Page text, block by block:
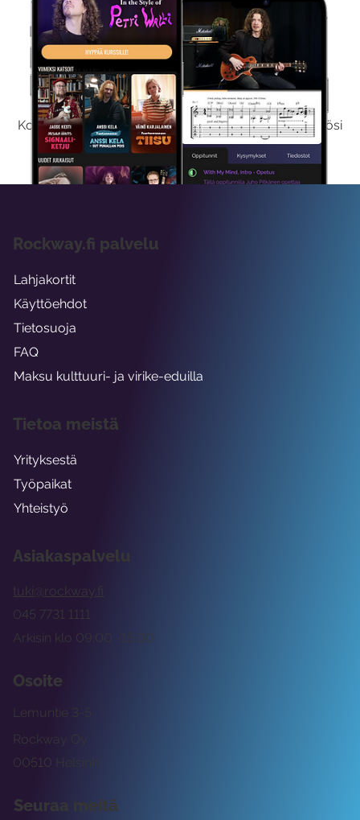
Kokeile Ilmaiseksi
Kokeilemalla ilmaiseksi saat koko sisältömme käyttöösi
viikon ajaksi.
Asiakaspalvelu
tuki@rockway.fi
Arkisin klo 09:00 -15:00
045 7731 1111
Osoite
Rockway Oy
Lemuntie 3-5
00510 Helsinki
Seuraa meitä
Rockway.fi palvelu
Lahjakortit
Käyttöehdot
Tietosuoja
FAQ
Maksu kulttuuri- ja virike-eduilla
Tietoa meistä
Yrityksestä
Työpaikat
Yhteistyö